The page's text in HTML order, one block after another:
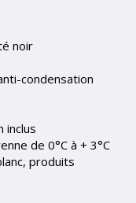
noir
condensation
inclus
de 0°C à + 3°C
produits